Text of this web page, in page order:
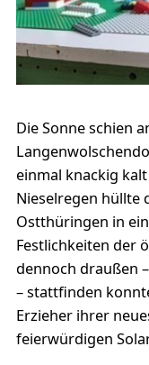
Die Sonne schien
einmal knackig
Nieselregen hüllte
Ostthüringen in
Festlichkeiten der
dennoch draußen
– stattfinden
Erzieher ihrer
feierwürdigen